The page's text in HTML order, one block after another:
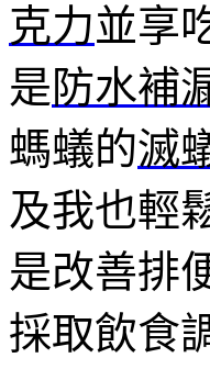
克力並享
是防水補
螞蟻的滅
及我也輕
是改善排
採取飲食